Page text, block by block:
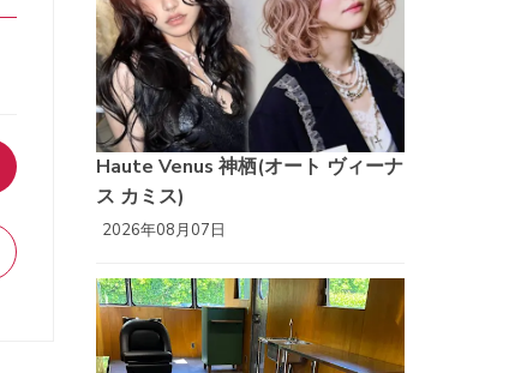
Haute Venus 神栖(オート ヴィーナ
ス カミス)
2026年08月07日